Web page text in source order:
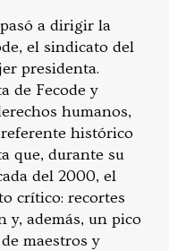
a dirigir la
el sindicato del
presidenta.
de Fecode y
humanos,
histórico
que, durante su
del 2000, el
crítico: recortes
y, además, un pico
maestros y